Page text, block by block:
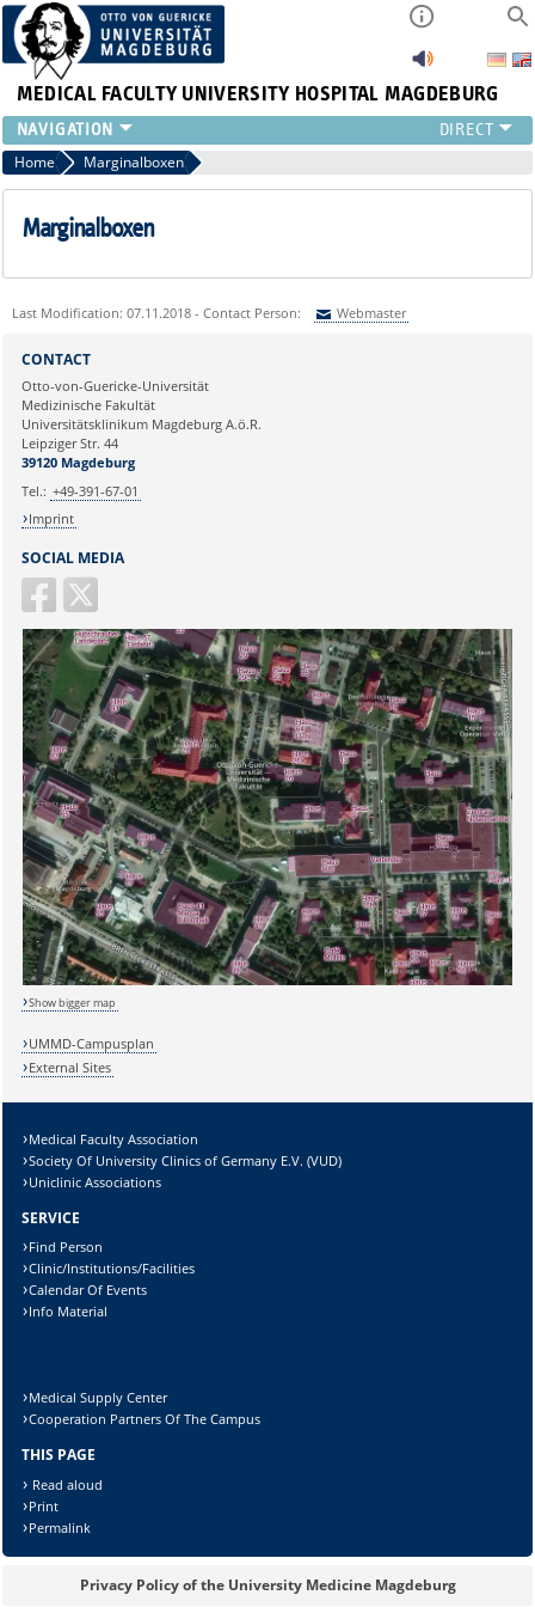
MEDICAL FACULTY UNIVERSITY HOSPITAL MAGDEBURG
INSTITUTE
CLINIC
CENTRAL FACILITIES
PRESS
INTERNATIONAL
ABOUT US
Home Marginalboxen
Marginalboxen
Last Modification: 07.11.2018 - Contact Person: Webmaster
Ihre E-Mailadresse:
Ihr Anliegen:
Sicherheitsabfrage:
Lösung:
SOCIAL MEDIA
CONTACT
Otto-von-Guericke-Universität
Medizinische Fakultät
Universitätsklinikum Magdeburg A.ö.R.
Leipziger Str. 44
39120 Magdeburg
Tel.: +49-391-67-01
Imprint
Show bigger map
UMMD-Campusplan
External Sites
Medical Faculty Association
Society Of University Clinics of Germany E.V. (VUD)
Uniclinic Associations
SERVICE
Find Person
Clinic/Institutions/Facilities
Calendar Of Events
Info Material
Medical Supply Center
Cooperation Partners Of The Campus
THIS PAGE
Read aloud
Print
Permalink
Privacy Policy of the University Medicine Magdeburg